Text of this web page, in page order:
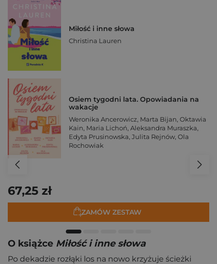
Miłość i inne słowa
Christina Lauren
Osiem tygodni lata. Opowiadania na
wakacje
Weronika Ancerowicz, Marta Bijan, Oktawia
Kain, Maria Lichoń, Aleksandra Muraszka,
Edyta Prusinowska, Julita Rejnów, Ola
Rochowiak
67,25 zł
ZAMÓW ZESTAW
O książce Miłość i inne słowa
Po dekadzie rozłąki los na nowo krzyżuje ścieżki